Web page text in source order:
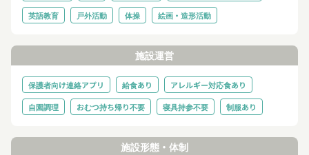
英語教育
戸外活動 体操 絵画・造形活動
施設運営
保護者向け連絡アプリ 給食あり
アレルギー対応食あり
自園調理
おむつ持ち帰り不要 寝具持参不要 制服あり
施設形態・体制